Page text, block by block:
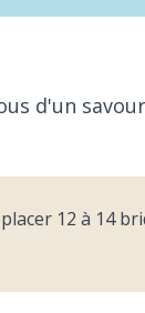
d'un
12 à 14